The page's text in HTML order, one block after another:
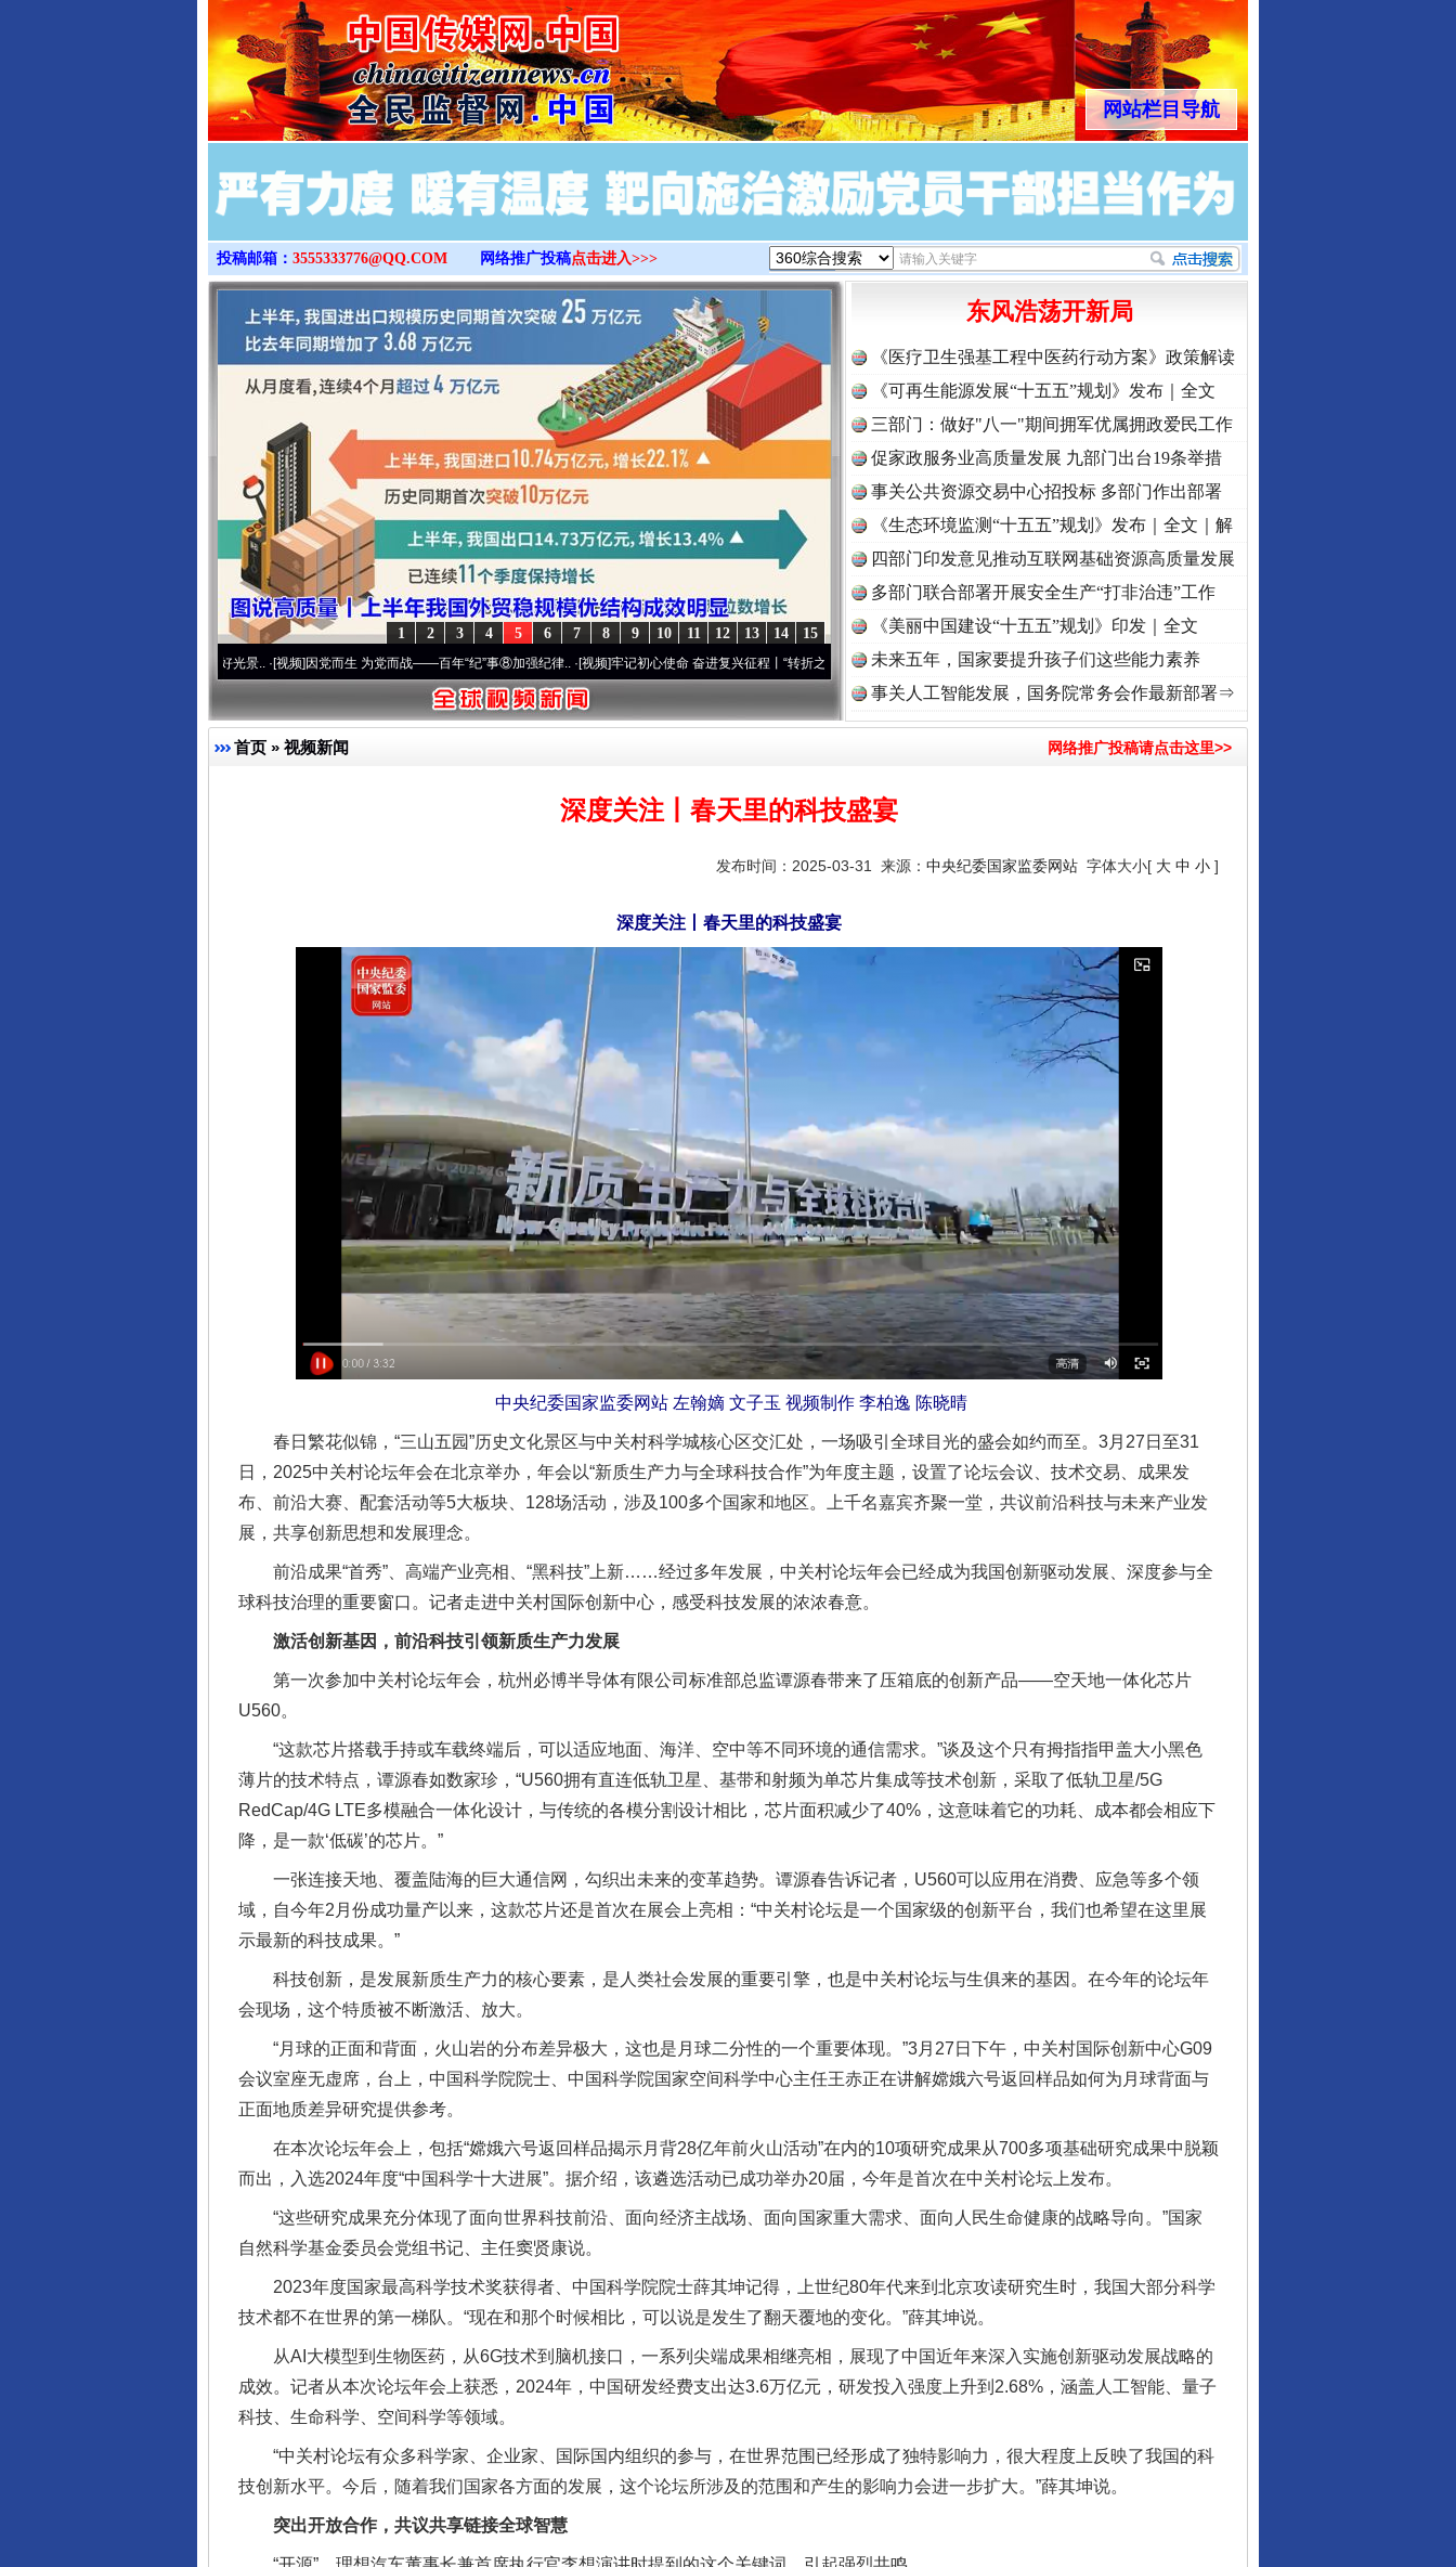
>
网站栏目导航
投稿邮箱： 3555333776@QQ.COM 网络推广投稿点击进入>>>
15
14
13
12
11
10
9
8
7
6
5
4
3
2
1
·[视频]因党而生 为党而战——百年“纪”事⑧加强纪律..·[视频]牢记初心使命 奋进复兴征程丨“转折之城”激荡..·[视频] 牢记初心使命 奋进复兴征程丨红船起航处 潮起..·[视频]一首歌的时间，读懂乐至的“诗与远方”
东风浩荡开新局
《医疗卫生强基工程中医药行动方案》政策解读
《可再生能源发展“十五五”规划》发布｜全文
三部门：做好"八一"期间拥军优属拥政爱民工作
促家政服务业高质量发展 九部门出台19条举措
事关公共资源交易中心招投标 多部门作出部署
《生态环境监测“十五五”规划》发布｜全文｜解
读
四部门印发意见推动互联网基础资源高质量发展
多部门联合部署开展安全生产“打非治违”工作
《美丽中国建设“十五五”规划》印发｜全文
未来五年，国家要提升孩子们这些能力素养
事关人工智能发展，国务院常务会作最新部署⇒
首页 » 视频新闻 网络推广投稿请点击这里>>
深度关注丨春天里的科技盛宴
发布时间：2025-03-31 来源： 中央纪委国家监委网站 字体大小[ 大 中 小 ]
深度关注丨春天里的科技盛宴
中央纪委国家监委网站 左翰嫡 文子玉 视频制作 李柏逸 陈晓晴
春日繁花似锦，“三山五园”历史文化景区与中关村科学城核心区交汇处，一场吸引全球目光的盛会如约而至。3月27日至31
日，2025中关村论坛年会在北京举办，年会以“新质生产力与全球科技合作”为年度主题，设置了论坛会议、技术交易、成果发
布、前沿大赛、配套活动等5大板块、128场活动，涉及100多个国家和地区。上千名嘉宾齐聚一堂，共议前沿科技与未来产业发
展，共享创新思想和发展理念。
前沿成果“首秀”、高端产业亮相、“黑科技”上新……经过多年发展，中关村论坛年会已经成为我国创新驱动发展、深度参与全
球科技治理的重要窗口。记者走进中关村国际创新中心，感受科技发展的浓浓春意。
激活创新基因，前沿科技引领新质生产力发展
第一次参加中关村论坛年会，杭州必博半导体有限公司标准部总监谭源春带来了压箱底的创新产品——空天地一体化芯片
U560。
“这款芯片搭载手持或车载终端后，可以适应地面、海洋、空中等不同环境的通信需求。”谈及这个只有拇指指甲盖大小黑色
薄片的技术特点，谭源春如数家珍，“U560拥有直连低轨卫星、基带和射频为单芯片集成等技术创新，采取了低轨卫星/5G
RedCap/4G LTE多模融合一体化设计，与传统的各模分割设计相比，芯片面积减少了40%，这意味着它的功耗、成本都会相应下
降，是一款‘低碳’的芯片。”
一张连接天地、覆盖陆海的巨大通信网，勾织出未来的变革趋势。谭源春告诉记者，U560可以应用在消费、应急等多个领
域，自今年2月份成功量产以来，这款芯片还是首次在展会上亮相：“中关村论坛是一个国家级的创新平台，我们也希望在这里展
示最新的科技成果。”
科技创新，是发展新质生产力的核心要素，是人类社会发展的重要引擎，也是中关村论坛与生俱来的基因。在今年的论坛年
会现场，这个特质被不断激活、放大。
“月球的正面和背面，火山岩的分布差异极大，这也是月球二分性的一个重要体现。”3月27日下午，中关村国际创新中心G09
会议室座无虚席，台上，中国科学院院士、中国科学院国家空间科学中心主任王赤正在讲解嫦娥六号返回样品如何为月球背面与
正面地质差异研究提供参考。
在本次论坛年会上，包括“嫦娥六号返回样品揭示月背28亿年前火山活动”在内的10项研究成果从700多项基础研究成果中脱颖
而出，入选2024年度“中国科学十大进展”。据介绍，该遴选活动已成功举办20届，今年是首次在中关村论坛上发布。
“这些研究成果充分体现了面向世界科技前沿、面向经济主战场、面向国家重大需求、面向人民生命健康的战略导向。”国家
自然科学基金委员会党组书记、主任窦贤康说。
2023年度国家最高科学技术奖获得者、中国科学院院士薛其坤记得，上世纪80年代来到北京攻读研究生时，我国大部分科学
技术都不在世界的第一梯队。“现在和那个时候相比，可以说是发生了翻天覆地的变化。”薛其坤说。
从AI大模型到生物医药，从6G技术到脑机接口，一系列尖端成果相继亮相，展现了中国近年来深入实施创新驱动发展战略的
成效。记者从本次论坛年会上获悉，2024年，中国研发经费支出达3.6万亿元，研发投入强度上升到2.68%，涵盖人工智能、量子
科技、生命科学、空间科学等领域。
“中关村论坛有众多科学家、企业家、国际国内组织的参与，在世界范围已经形成了独特影响力，很大程度上反映了我国的科
技创新水平。今后，随着我们国家各方面的发展，这个论坛所涉及的范围和产生的影响力会进一步扩大。”薛其坤说。
突出开放合作，共议共享链接全球智慧